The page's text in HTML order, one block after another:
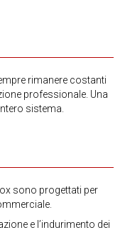
rimanere costanti
professionale. Una
sistema.
sono progettati per
e l’indurimento dei